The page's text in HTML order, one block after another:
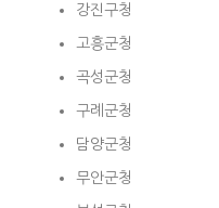
강진구청
고흥군청
곡성군청
구례군청
담양군청
무안군청